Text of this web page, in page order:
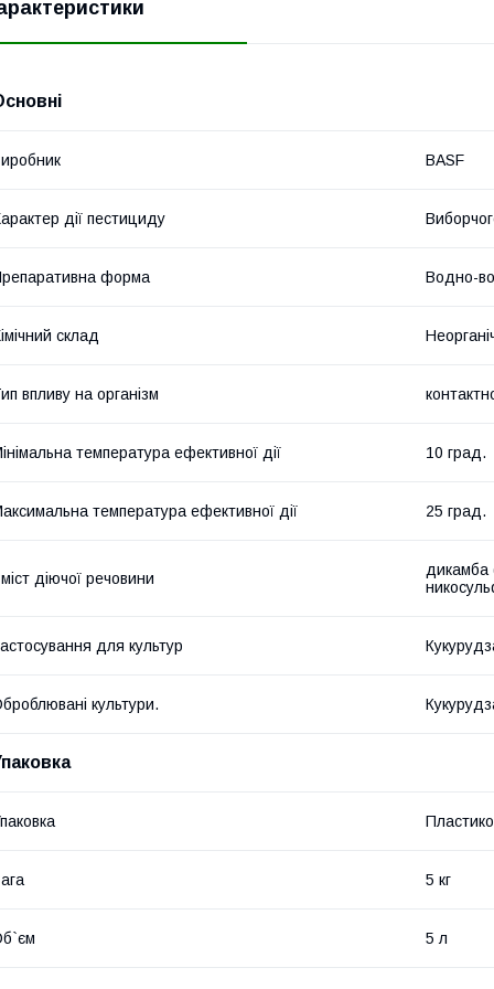
BASF
дії пестициду
форма Водно-
склад
впливу на організм
температура ефективної дії 10 град.
температура ефективної дії 25 град.
діючої речовини
дикамба
для культур
культури.
5 кг
5 л